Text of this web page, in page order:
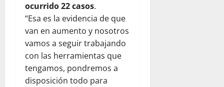
ocurrido 22 casos.
“Esa es la evidencia de que
van en aumento y nosotros
vamos a seguir trabajando
con las herramientas que
tengamos, pondremos a
disposición todo para